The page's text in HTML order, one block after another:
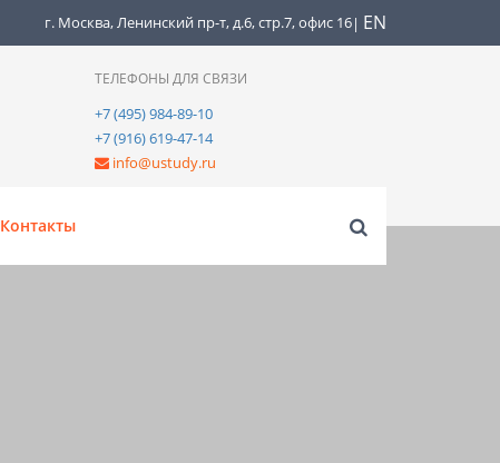
г. Москва, Ленинский пр-т, д.6, стр.7, офис 16| EN
ТЕЛЕФОНЫ ДЛЯ СВЯЗИ
+7 (495) 984-89-10
+7 (916) 619-47-14
info@ustudy.ru
Контакты